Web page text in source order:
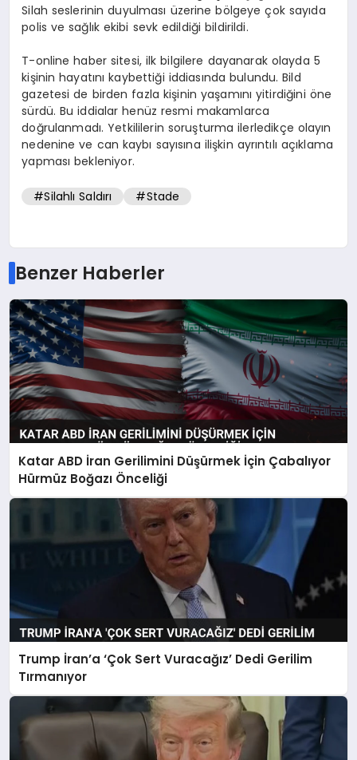
Silah seslerinin duyulması üzerine bölgeye çok sayıda
polis ve sağlık ekibi sevk edildiği bildirildi.
T-online haber sitesi, ilk bilgilere dayanarak olayda 5
kişinin hayatını kaybettiği iddiasında bulundu. Bild
gazetesi de birden fazla kişinin yaşamını yitirdiğini öne
sürdü. Bu iddialar henüz resmi makamlarca
doğrulanmadı. Yetkililerin soruşturma ilerledikçe olayın
nedenine ve can kaybı sayısına ilişkin ayrıntılı açıklama
yapması bekleniyor.
#Silahlı Saldırı #Stade
Benzer Haberler
Katar ABD İran Gerilimini Düşürmek İçin Çabalıyor
Hürmüz Boğazı Önceliği
Trump İran’a ‘Çok Sert Vuracağız’ Dedi Gerilim
Tırmanıyor